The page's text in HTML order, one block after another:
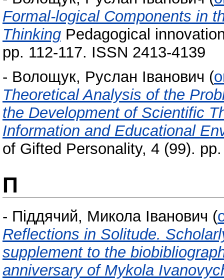
Formal-logical Components in
Thinking Pedagogical
pp. 112-117. ISSN 2413-4139
- Волощук, Руслан Іванович (
Theoretical Analysis of the
the Development of Scientific
Information and Educational
of Gifted Personality, 4 (99).
П
- Піддячий, Микола Іванович (
Reflections in Solitude.
supplement to the
anniversary of Mykola